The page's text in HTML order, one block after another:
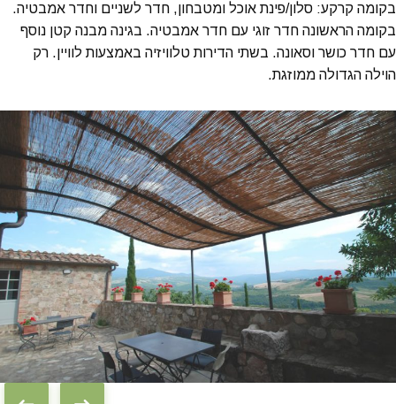
בקומה קרקע: סלון/פינת אוכל ומטבחון, חדר לשניים וחדר אמבטיה.
בקומה הראשונה חדר זוגי עם חדר אמבטיה. בגינה מבנה קטן נוסף
עם חדר כושר וסאונה. בשתי הדירות טלוויזיה באמצעות לוויין. רק
הוילה הגדולה ממוזגת.